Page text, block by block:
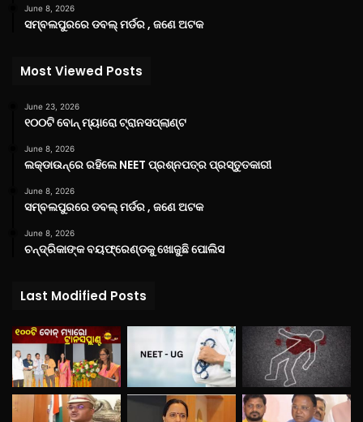
June 8, 2026
ସମ୍ବଲପୁରରେ ଡବଲ୍ ମର୍ଡର , ଜଣେ ଅଟକ
Most Viewed Posts
June 23, 2026
୧୦୦ଟି ବୋନ୍ ମ୍ୟାରୋ ଟ୍ରାନସପ୍ଲାଣ୍ଟ
June 8, 2026
ଲକ୍‌ଡାଉନ୍‌ରେ ରହିଲେ NEET ପ୍ରଶ୍ନପତ୍ର ପ୍ରସ୍ତୁତକାରୀ
June 8, 2026
ସମ୍ବଲପୁରରେ ଡବଲ୍ ମର୍ଡର , ଜଣେ ଅଟକ
June 8, 2026
ଚନ୍ଦ୍ରିକାଙ୍କ ବୟଫ୍ରେଣ୍ଡକୁ ଖୋଜୁଛି ପୋଲିସ
Last Modified Posts